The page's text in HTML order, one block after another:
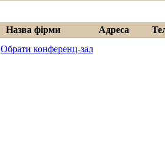
Назва фірми Адреса
Обрати конференц-зал